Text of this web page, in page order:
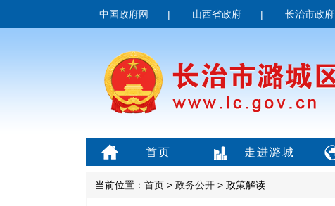
中国政府网 | 山西省政府 | 长治市政府
首页 走进潞城
当前位置： 首页 > 政务公开 > 政策解读